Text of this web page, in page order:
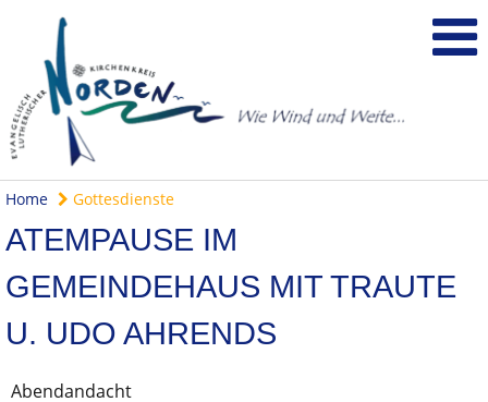
Home Gottesdienste
ATEMPAUSE IM
GEMEINDEHAUS MIT TRAUTE
U. UDO AHRENDS
Abendandacht